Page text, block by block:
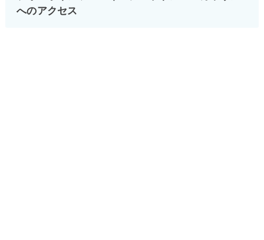
へのアクセス